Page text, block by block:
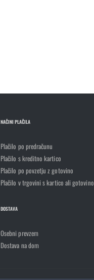
NAČINI PLAČILA
Plačilo po predračunu
Plačilo s kreditno kartico
Plačilo po povzetju z gotovino
Plačilo v trgovini s kartico ali gotovino
DOSTAVA
Osebni prevzem
Dostava na dom